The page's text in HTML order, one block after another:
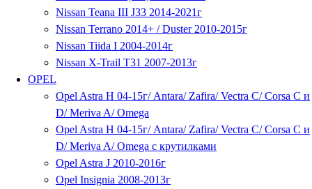
Nissan Teana III J33 2014-2021г
Nissan Terrano 2014+ / Duster 2010-2015г
Nissan Tiida I 2004-2014г
Nissan X-Trail T31 2007-2013г
OPEL
Opel Astra H 04-15г/ Antara/ Zafira/ Vectra С/ Corsa С и
D/ Meriva A/ Omega
Opel Astra H 04-15г/ Antara/ Zafira/ Vectra С/ Corsa С и
D/ Meriva A/ Omega с крутилками
Opel Astra J 2010-2016г
Opel Insignia 2008-2013г